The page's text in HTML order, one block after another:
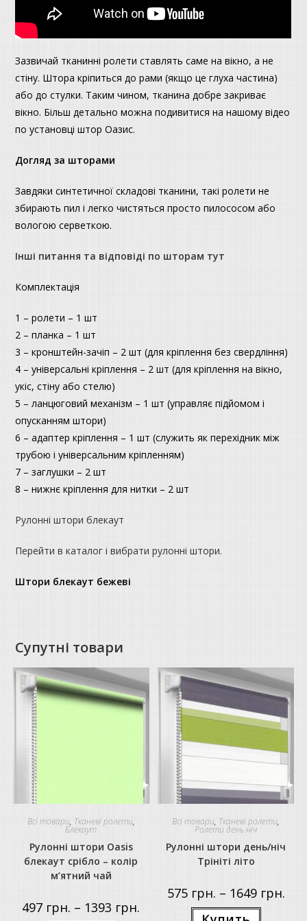
Зазвичай тканинні ролети ставлять саме на вікно, а не
стіну. Штора кріпиться до рами (якщо це глуха частина)
або до стулки. Таким чином, тканина добре закриває
вікно. Більш детально можна подивитися на нашому відео
по установці штор Оазис.
Догляд за шторами
Завдяки синтетичної складові тканини, такі ролети не
збирають пил і легко чистяться просто пилососом або
вологою серветкою.
Інші питання та відповіді по шторам тут
Комплектація
1 – ролети – 1 шт
2 – планка – 1 шт
3 – кронштейн-зачіп – 2 шт (для кріплення без свердління)
4 – універсальні кріплення – 2 шт (для кріплення на вікно,
укіс, стіну або стелю)
5 – ланцюговий механізм – 1 шт (управляє підйомом і
опусканням штори)
6 – адаптер кріплення – 1 шт (служить як перехідник між
трубою і універсальним кріпленням)
7 – заглушки – 2 шт
8 – нижнє кріплення для нитки – 2 шт
Рулонні штори блекаут
Перейти в каталог і вибрати рулонні штори.
Штори блекаут бежеві
Супутні товари
Всі товари, Тканеві ролети,
Блекаут
Рулонні штори Oasis
блекаут срібло – колір
м’ятний чай
497 грн. – 1393 грн.
Всі товари, Тканеві ролети,
Ролети день ніч
Рулонні штори день/ніч
Трініті літо
575 грн. – 1649 грн.
Цей